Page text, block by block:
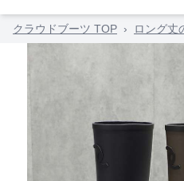
クラウドブーツ TOP › ロング丈